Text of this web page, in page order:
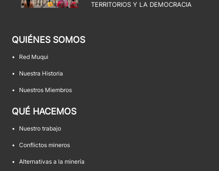
TERRITORIOS Y LA DEMOCRACIA
QUIÉNES SOMOS
• Red Muqui
• Nuestra Historia
• Nuestros Miembros
QUÉ HACEMOS
• Nuestro trabajo
• Conflictos mineros
• Alternativas a la minería